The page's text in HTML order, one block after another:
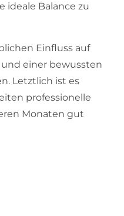
ideale Balance zu
Einfluss auf
einer bewussten
Letztlich ist es
professionelle
Monaten gut